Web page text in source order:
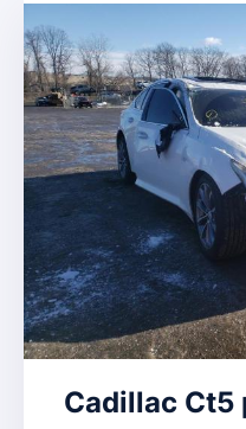
Cadillac Ct5